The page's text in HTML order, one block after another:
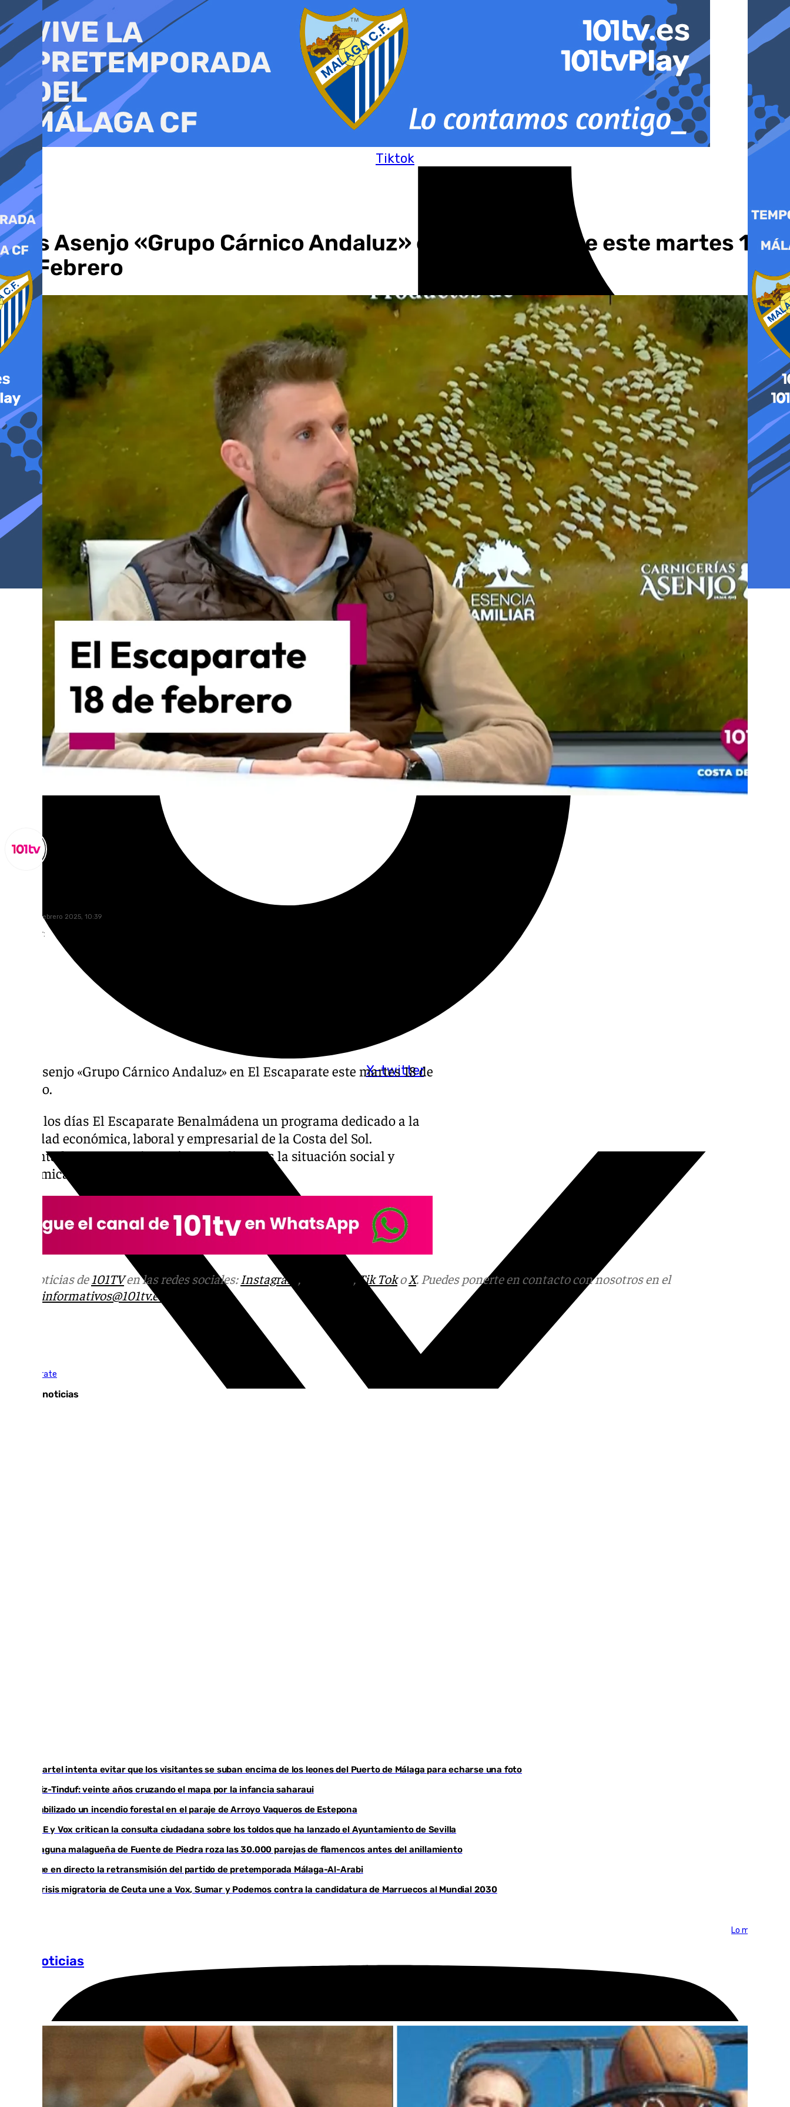
al
contenido
Tiktok
X-twitter
Luis Asenjo «Grupo Cárnico Andaluz» en El Escaparate este martes 18
de Febrero
martes, 18 febrero 2025, 10:39
Compartir:
Luis Asenjo «Grupo Cárnico Andaluz» en El Escaparate este martes 18 de
Febrero.
Todos los días El Escaparate Benalmádena un programa dedicado a la
actividad económica, laboral y empresarial de la Costa del Sol.
Presentado por F. Conejo Benítez. Analizamos la situación social y
económica de Benalmádena y la Costa del Sol.
Más noticias de 101TVen las redes sociales: Instagram , , Tik TokoX. Puedes ponerte en contacto con nosotros en el
informativos@101tv.es
El Escaparate
Últimas noticias
Un cartel intenta evitar que los visitantes se suban encima de los leones del Puerto de Málaga para echarse una foto
Cádiz-Tinduf: veinte años cruzando el mapa por la infancia saharaui
Estabilizado un incendio forestal en el paraje de Arroyo Vaqueros de Estepona
PSOE y Vox critican la consulta ciudadana sobre los toldos que ha lanzado el Ayuntamiento de Sevilla
La laguna malagueña de Fuente de Piedra roza las 30.000 parejas de flamencos antes del anillamiento
Sigue en directo la retransmisión del partido de pretemporada Málaga-Al-Arabi
La crisis migratoria de Ceuta une a Vox, Sumar y Podemos contra la candidatura de Marruecos al Mundial 2030
Lo más visto >
Más noticias